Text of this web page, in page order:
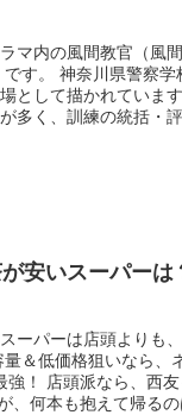
マ内の風間教官（風
に所属し、厳
描かれています。 作中で
多く、訓練の統括・評
安いスーパーは
ーパーは店頭よりも
同水準